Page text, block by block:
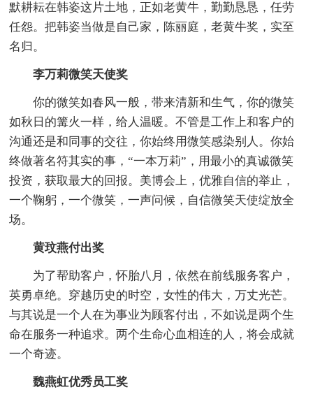
默耕耘在韩姿这片土地，正如老黄牛，勤勤恳恳，任劳
任怨。把韩姿当做是自己家，陈丽庭，老黄牛奖，实至
名归。
李万莉微笑天使奖
你的微笑如春风一般，带来清新和生气，你的微笑
如秋日的篝火一样，给人温暖。不管是工作上和客户的
沟通还是和同事的交往，你始终用微笑感染别人。你始
终做著名符其实的事，“一本万莉”，用最小的真诚微笑
投资，获取最大的回报。美博会上，优雅自信的举止，
一个鞠躬，一个微笑，一声问候，自信微笑天使绽放全
场。
黄玟燕付出奖
为了帮助客户，怀胎八月，依然在前线服务客户，
英勇卓绝。穿越历史的时空，女性的伟大，万丈光芒。
与其说是一个人在为事业为顾客付出，不如说是两个生
命在服务一种追求。两个生命心血相连的人，将会成就
一个奇迹。
魏燕虹优秀员工奖